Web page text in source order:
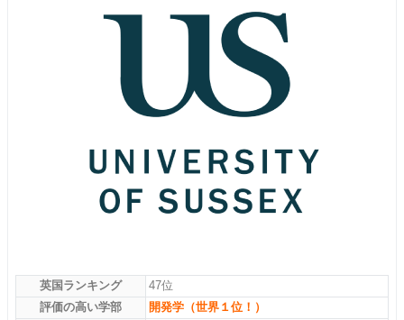
英国ランキング
47位
評価の高い学部
開発学（世界１位！）